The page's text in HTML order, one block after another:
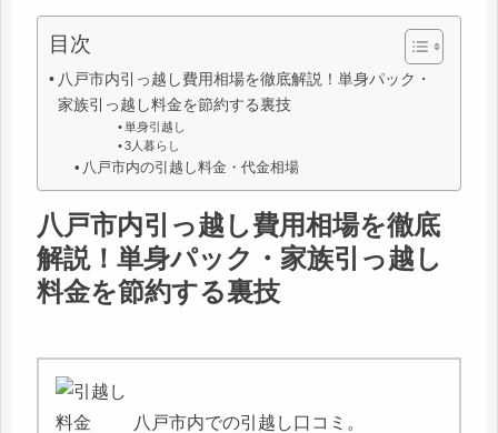
目次
八戸市内引っ越し費用相場を徹底解説！単身パック・
家族引っ越し料金を節約する裏技
単身引越し
3人暮らし
八戸市内の引越し料金・代金相場
八戸市内引っ越し費用相場を徹底
解説！単身パック・家族引っ越し
料金を節約する裏技
八戸市内での引越し口コミ。